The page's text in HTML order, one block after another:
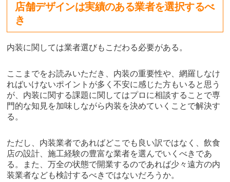
店舗デザインは実績のある業者を選択するべ
き
内装に関しては業者選びもこだわる必要がある。
ここまでをお読みいただき、内装の重要性や、網羅しなけ
ればいけないポイントが多く不安に感じた方もいると思う
が、内装に関する課題に関してはプロに相談することで専
門的な知見を加味しながら内装を決めていくことで解決す
る。
ただし、内装業者であればどこでも良い訳ではなく、飲食
店の設計、施工経験の豊富な業者を選んでいくべきであ
る。また、万全の状態で開業するのであれば少々遠方の内
装業者なども検討するべきではないだろうか。